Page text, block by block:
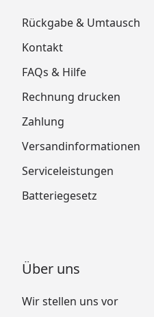
Rückgabe & Umtausch
Kontakt
FAQs & Hilfe
Rechnung drucken
Zahlung
Versandinformationen
Serviceleistungen
Batteriegesetz
Über uns
Wir stellen uns vor